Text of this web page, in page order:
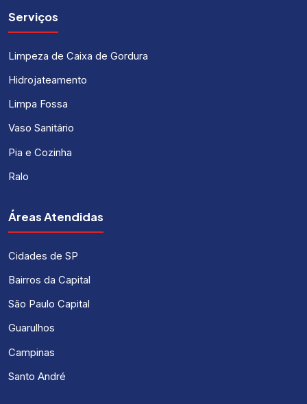
Serviços
Limpeza de Caixa de Gordura
Hidrojateamento
Limpa Fossa
Vaso Sanitário
Pia e Cozinha
Ralo
Áreas Atendidas
Cidades de SP
Bairros da Capital
São Paulo Capital
Guarulhos
Campinas
Santo André